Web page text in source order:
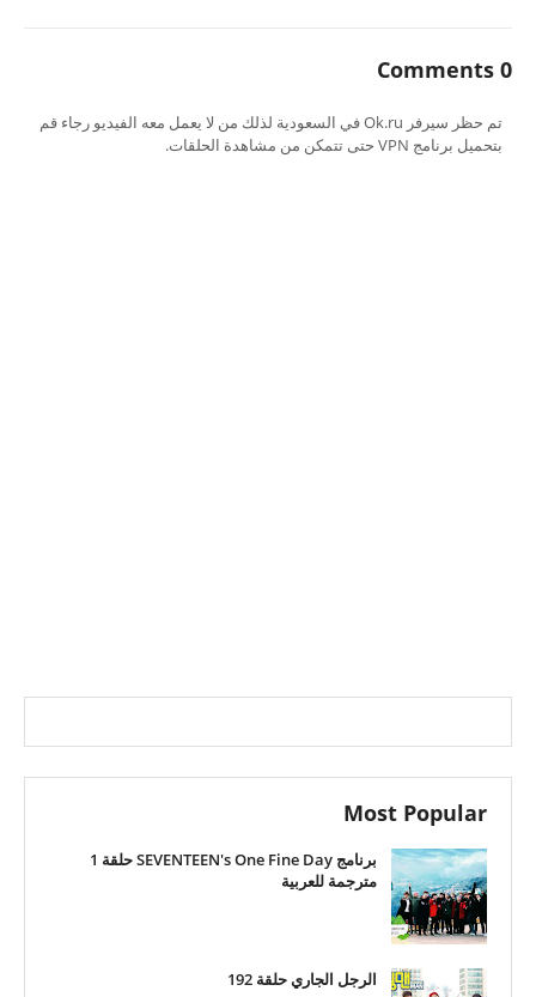
0 Comments
تم حظر سيرفر Ok.ru في السعودية لذلك من لا يعمل معه الفيديو رجاء قم
بتحميل برنامج VPN حتى تتمكن من مشاهدة الحلقات.
Most Popular
برنامج SEVENTEEN's One Fine Day حلقة 1
مترجمة للعربية
الرجل الجاري حلقة 192